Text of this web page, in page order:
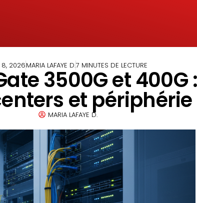
8, 2026MARIA LAFAYE D.7 MINUTES DE LECTURE
3500G et
et périphérie
MARIA LAFAYE D.